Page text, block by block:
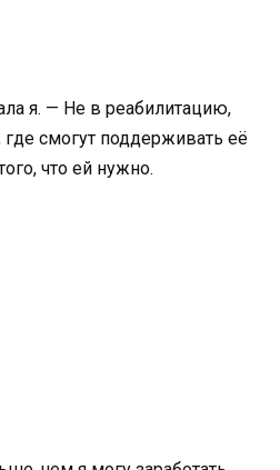
я. — Не в реабилитацию,
где смогут поддерживать её
что ей нужно.